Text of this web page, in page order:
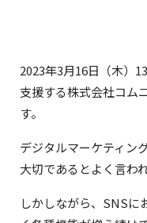
2023年3月16日（木）
支援する株式会社コム
す。
デジタルマーケティン
大切であるとよく言われ
しかしながら、SNSに